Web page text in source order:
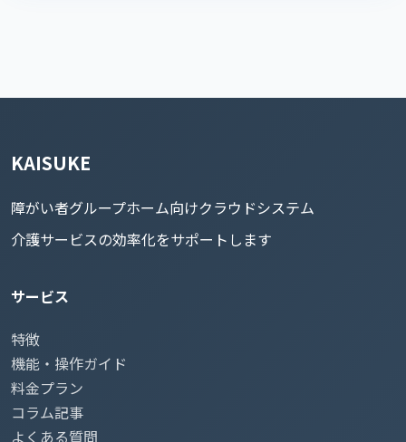
KAISUKE
障がい者グループホーム向けクラウドシステム
介護サービスの効率化をサポートします
サービス
特徴
機能・操作ガイド
料金プラン
コラム記事
よくある質問